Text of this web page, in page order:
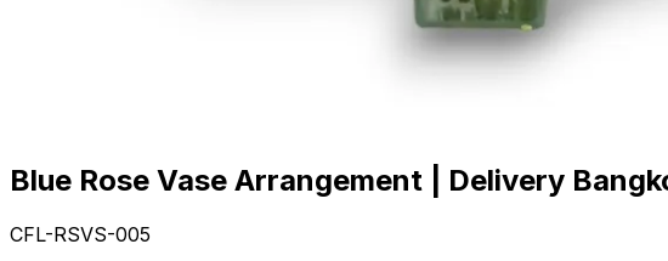
Blue Rose Vase Arrangement | Delivery
CFL-RSVS-005